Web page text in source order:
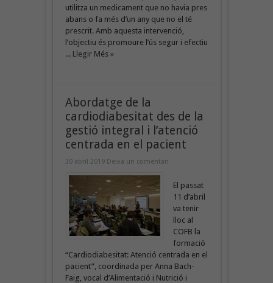
utilitza un medicament que no havia pres
abans o fa més d’un any que no el té
prescrit. Amb aquesta intervenció,
l’objectiu és promoure l’ús segur i efectiu
... Llegir Més »
Abordatge de la
cardiodiabesitat des de la
gestió integral i l’atenció
centrada en el pacient
30 abril 2019 Deixa un comentari
El passat
11 d’abril
va tenir
lloc al
COFB la
formació
“Cardiodiabesitat: Atenció centrada en el
pacient”, coordinada per Anna Bach-
Faig, vocal d’Alimentació i Nutrició i